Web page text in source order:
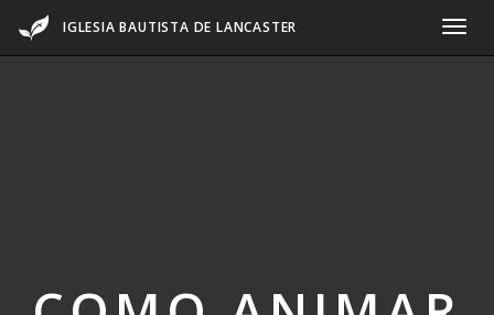
IGLESIA BAUTISTA DE LANCASTER